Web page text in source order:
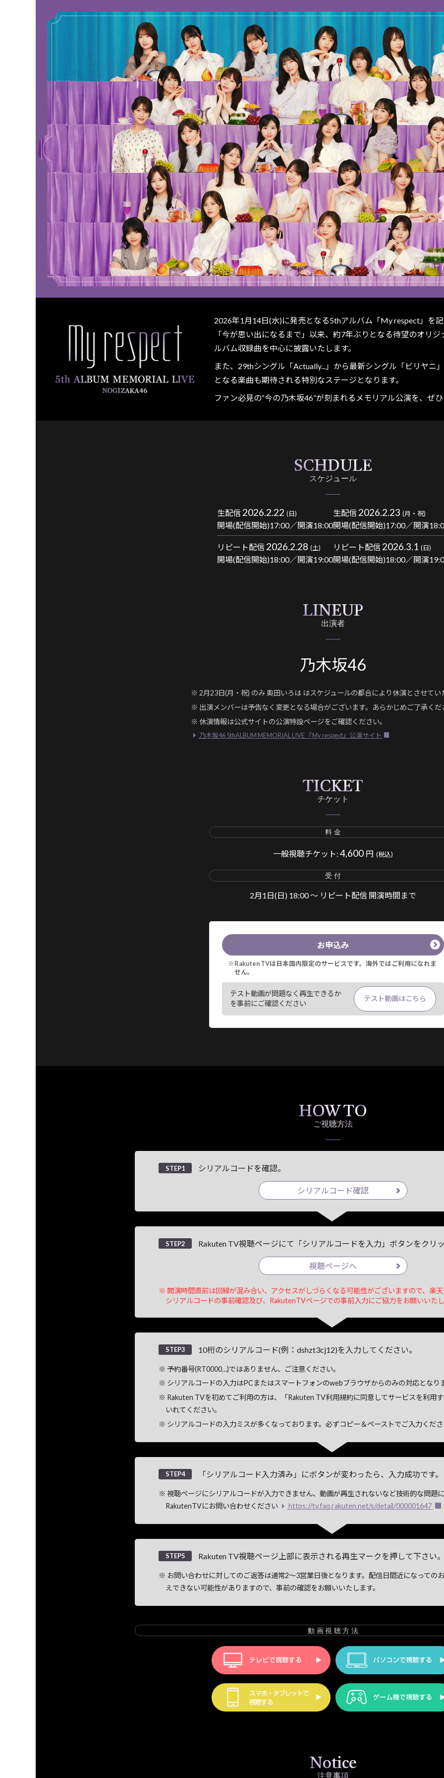
2026年1月14日(水)に発売となる5thアルバム「My respect」を
「今が思い出になるまで」以来、約7年ぶりとなる待望のオリ
ルバム収録曲を中心に披露いたします。
また、29thシングル「Actually...」から最新シングル「ビリヤニ
となる楽曲も期待される特別なステージとなります。
ファン必見の“今の乃木坂46”が刻まれるメモリアル公演を、ぜ
SCHDULE
スケジュール
⽣配信 2026.2.22 (日)
開場(配信開始)17:00／開演18:00
リピート配信 2026.2.28 (土)
開場(配信開始)18:00／開演19:00
⽣配信 2026.2.23 (月・祝)
開場(配信開始)17:00／開演
リピート配信 2026.3.1 (日)
開場(配信開始)18:00／開演
LINEUP
出演者
乃木坂46
2⽉23⽇(⽉・祝) のみ 奥⽥いろは はスケジュールの都合により休演とさせてい
出演メンバーは予告なく変更となる場合がございます。あらかじめご了承くだ
休演情報は公式サイトの公演特設ページをご確認ください。
乃⽊坂46 5thALBUM MEMORIAL LIVE 『My respect』公演サイト
TICKET
チケット
料金
⼀般視聴チケット:4,600 円 (税込)
受付
2⽉1⽇(⽇) 18:00 〜 リピート配信 開演時間まで
お申込み
※Rakuten TVは日本国内限定のサービスです。海外ではご利用になれま
せん。
テスト動画が問題なく再生できるか
を事前にご確認ください
テスト動画はこちら
HOW TO
ご視聴方法
STEP1 シリアルコードを確認。
シリアルコード確認
STEP2 Rakuten TV視聴ページにて「シリアルコードを入力」ボタンをクリ
視聴ページへ
開演時間直前は回線が混み合い、アクセスがしづらくなる可能性がございますので、楽
シリアルコードの事前確認及び、RakutenTVページでの事前入力にご協力をお願いいた
STEP3 10桁のシリアルコード(例：dshzt3cj12)を入力してください。
予約番号(RT0000…)ではありません、ご注意ください。
シリアルコードの入力はPCまたはスマートフォンのwebブラウザからのみの対応となり
Rakuten TVを初めてご利用の方は、「Rakuten TV利用規約に同意してサービスを利用
いれてください。
シリアルコードの入力ミスが多くなっております。必ずコピー＆ペーストでご入力くだ
STEP4 「シリアルコード入力済み」にボタンが変わったら、入力成功です。
視聴ページにシリアルコードが入力できません、動画が再生されないなど技術的な問題
RakutenTVにお問い合わせください
https://tv.faq.rakuten.net/s/detail/000001647
STEP5 Rakuten TV視聴ページ上部に表示される再生マークを押して下さい
お問い合わせに対してのご返答は通常2～3営業日後となります。配信日間近になっての
えできない可能性がありますので、事前の確認をお願いいたします。
動画視聴方法
Notice
注意事項